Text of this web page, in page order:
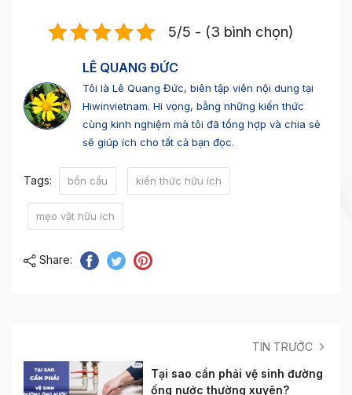
5/5 - (3 bình chọn)
LÊ QUANG ĐỨC
Tôi là Lê Quang Đức, biên tập viên nội dung tại
Hiwinvietnam. Hi vọng, bằng những kiến thức
cùng kinh nghiệm mà tôi đã tổng hợp và chia sẻ
sẽ giúp ích cho tất cả bạn đọc.
Tags: bồn cầu kiến thức hữu ích
mẹo vặt hữu ích
Share:
TIN TRƯỚC
Tại sao cần phải vệ sinh đường
ống nước thường xuyên?